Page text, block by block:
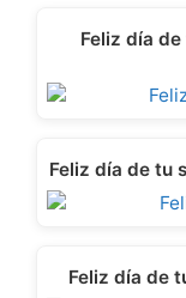
Feliz día
Feliz día de tu
Feliz día de